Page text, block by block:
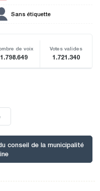
Sans étiquette
de voix
1.798.649
Votes valides
1.721.340
conseil de la municipalité